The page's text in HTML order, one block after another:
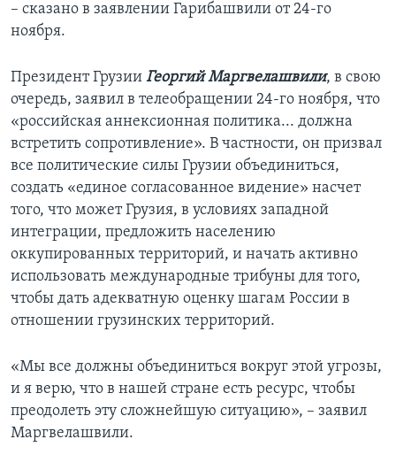
– сказано в заявлении Гарибашвили от 24-го
ноября.
Президент Грузии Георгий Маргвелашвили, в свою
очередь, заявил в телеобращении 24-го ноября, что
«российская аннексионная политика... должна
встретить сопротивление». В частности, он призвал
все политические силы Грузии объединиться,
создать «единое согласованное видение» насчет
того, что может Грузия, в условиях западной
интеграции, предложить населению
оккупированных территорий, и начать активно
использовать международные трибуны для того,
чтобы дать адекватную оценку шагам России в
отношении грузинских территорий.
«Мы все должны объединиться вокруг этой угрозы,
и я верю, что в нашей стране есть ресурс, чтобы
преодолеть эту сложнейшую ситуацию», – заявил
Маргвелашвили.